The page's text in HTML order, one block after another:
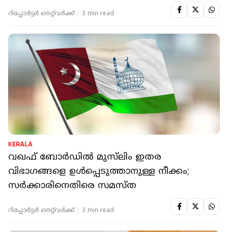
റിപ്പോർട്ടർ നെറ്റ്‌വര്‍ക്ക്‌ 3 min read
KERALA
വഖഫ് ബോര്‍ഡില്‍ മുസ്‌ലിം ഇതര
വിഭാഗങ്ങളെ ഉള്‍പ്പെടുത്താനുള്ള നീക്കം;
സര്‍ക്കാരിനെതിരെ സമസ്ത
റിപ്പോർട്ടർ നെറ്റ്‌വര്‍ക്ക്‌ 3 min read